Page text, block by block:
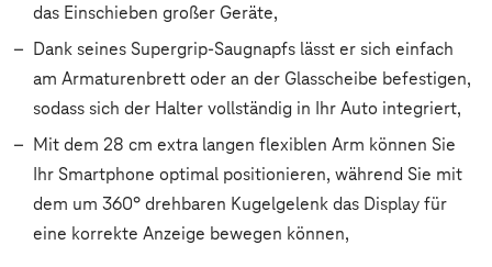
das Einschieben großer Geräte,
Dank seines Supergrip-Saugnapfs lässt er sich einfach
am Armaturenbrett oder an der Glasscheibe befestigen,
sodass sich der Halter vollständig in Ihr Auto integriert,
Mit dem 28 cm extra langen flexiblen Arm können Sie
Ihr Smartphone optimal positionieren, während Sie mit
dem um 360° drehbaren Kugelgelenk das Display für
eine korrekte Anzeige bewegen können,